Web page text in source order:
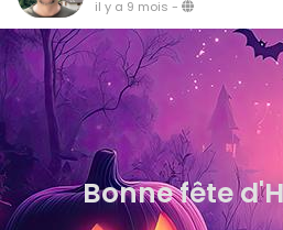
il y a 9 mois -
Bonne fête